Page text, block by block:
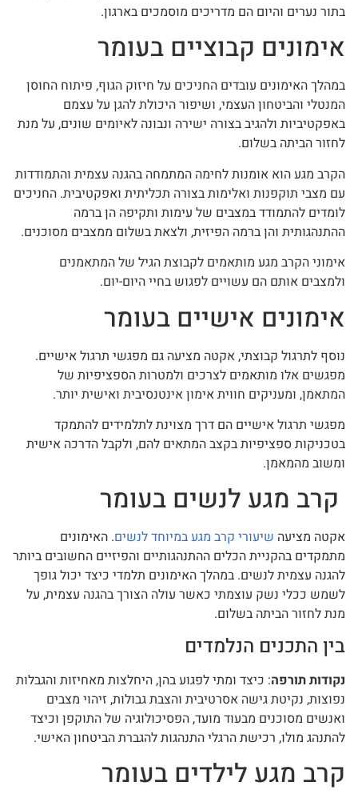
בתור נערים והיום הם מדריכים מוסמכים בארגון.
אימונים קבוציים בעומר
במהלך האימונים עובדים החניכים על חיזוק הגוף, פיתוח החוסן
המנטלי והביטחון העצמי, ושיפור היכולת להגן על עצמם
באפקטיביות ולהגיב בצורה ישירה ונבונה לאיומים שונים, על מנת
לחזור הביתה בשלום.
הקרב מגע הוא אומנות לחימה המתמחה בהגנה עצמית והתמודדות
עם מצבי תוקפנות ואלימות בצורה תכליתית ואפקטיבית. החניכים
לומדים להתמודד במצבים של עימות ותקיפה הן ברמה
ההתנהגותית והן ברמה הפיזית, ולצאת בשלום ממצבים מסוכנים.
אימוני הקרב מגע מותאמים לקבוצת הגיל של המתאמנים
ולמצבים אותם הם עשויים לפגוש בחיי היום-יום.
אימונים אישיים בעומר
נוסף לתרגול קבוצתי, אקטה מציעה גם מפגשי תרגול אישיים.
מפגשים אלו מותאמים לצרכים ולמטרות הספציפיות של
המתאמן, ומעניקים חווית אימון אינטנסיבית ואישית יותר.
מפגשי תרגול אישיים הם דרך מצוינת לתלמידים להתמקד
בטכניקות ספציפיות בקצב המתאים להם, ולקבל הדרכה אישית
ומשוב מהמאמן.
קרב מגע לנשים בעומר
אקטה מציעה שיעורי קרב מגע במיוחד לנשים. האימונים
מתמקדים בהקניית הכלים ההתנהגותיים והפיזיים החשובים ביותר
להגנה עצמית לנשים. במהלך האימונים תלמדי כיצד יכול גופך
לשמש ככלי נשק עוצמתי כאשר עולה הצורך בהגנה עצמית, על
מנת לחזור הביתה בשלום.
בין התכנים הנלמדים
נקודות תורפה: כיצד ומתי לפגוע בהן, היחלצות מאחיזות והגבלות
נפוצות, נקיטת גישה אסרטיבית והצבת גבולות, זיהוי מצבים
ואנשים מסוכנים מבעוד מועד, הפסיכולוגיה של התוקפן וכיצד
להתנהג מולו, רכישת הרגלי התנהגות להגברת הביטחון האישי.
קרב מגע לילדים בעומר